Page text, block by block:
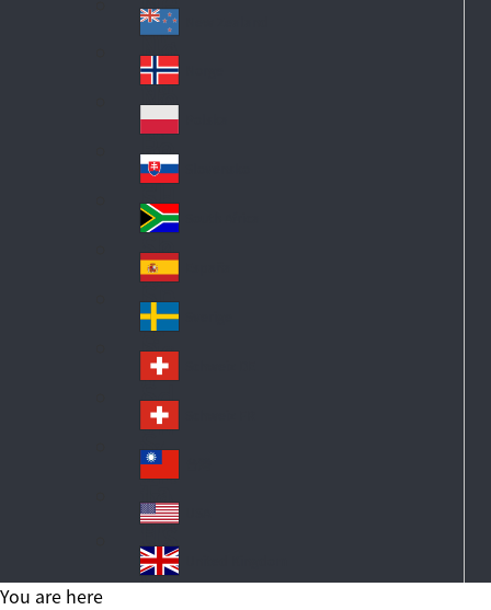
m
eri
ca
th
erl
an
ds
Ne
w
Ze
al
an
d
No
rw
ay
Po
la
nd
Sl
ov
ak
ia
So
ut
h
Af
ric
a
Sp
ai
n
S
w
ed
en
S
wi
tz
erl
an
d
S
wi
tz
erl
an
d
Ta
iw
an
US
A
Un
You are here